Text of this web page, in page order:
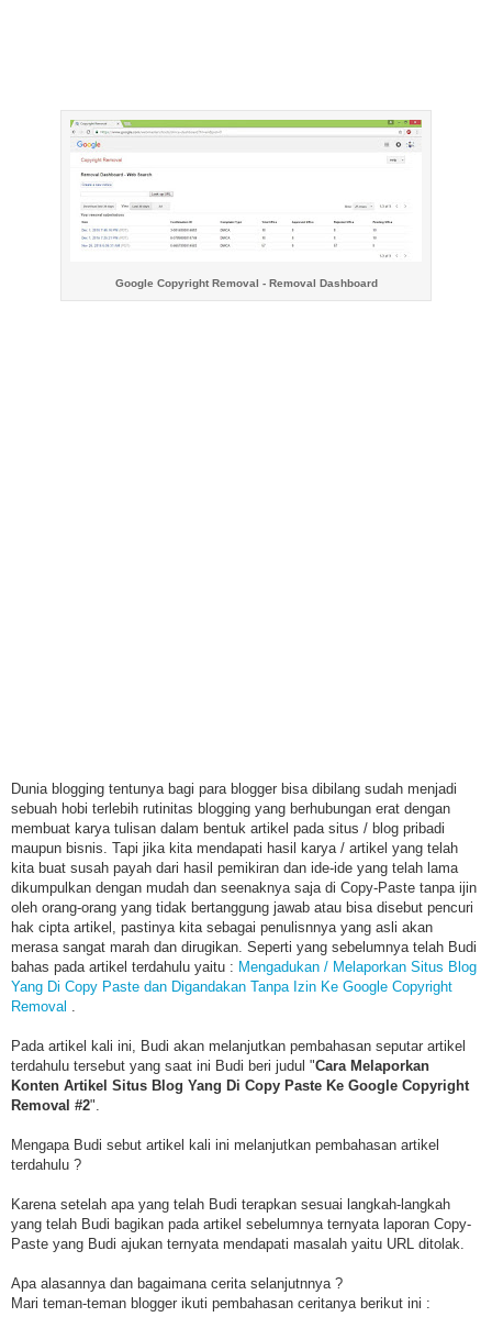
Google Copyright Removal - Removal Dashboard
Dunia blogging tentunya bagi para blogger bisa dibilang sudah menjadi
sebuah hobi terlebih rutinitas blogging yang berhubungan erat dengan
membuat karya tulisan dalam bentuk artikel pada situs / blog pribadi
maupun bisnis. Tapi jika kita mendapati hasil karya / artikel yang telah
kita buat susah payah dari hasil pemikiran dan ide-ide yang telah lama
dikumpulkan dengan mudah dan seenaknya saja di Copy-Paste tanpa ijin
oleh orang-orang yang tidak bertanggung jawab atau bisa disebut pencuri
hak cipta artikel, pastinya kita sebagai penulisnnya yang asli akan
merasa sangat marah dan dirugikan. Seperti yang sebelumnya telah Budi
bahas pada artikel terdahulu yaitu : Mengadukan / Melaporkan Situs Blog
Yang Di Copy Paste dan Digandakan Tanpa Izin Ke Google Copyright
Removal
Pada artikel kali ini, Budi akan melanjutkan pembahasan seputar artikel
terdahulu tersebut yang saat ini Budi beri judul "Cara Melaporkan
Konten Artikel Situs Blog Yang Di Copy Paste Ke Google Copyright
Removal #2".
Mengapa Budi sebut artikel kali ini melanjutkan pembahasan artikel
terdahulu ?
Karena setelah apa yang telah Budi terapkan sesuai langkah-langkah
yang telah Budi bagikan pada artikel sebelumnya ternyata laporan Copy-
Paste yang Budi ajukan ternyata mendapati masalah yaitu URL ditolak.
Apa alasannya dan bagaimana cerita selanjutnnya ?
Mari teman-teman blogger ikuti pembahasan ceritanya berikut ini :